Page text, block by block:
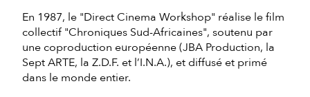
En 1987, le "Direct Cinema Workshop" réalise le film
collectif "Chroniques Sud-Africaines", soutenu par
une coproduction européenne (JBA Production, la
Sept ARTE, la Z.D.F. et l’I.N.A.), et diffusé et primé
dans le monde entier.